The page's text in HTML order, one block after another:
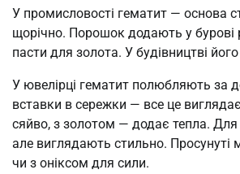
У промисловості гематит — основа
щорічно. Порошок додають у бурові
пасти для золота. У будівництві
У ювелірці гематит полюбляють за
вставки в сережки — все це
сяйво, з золотом — додає тепла. Для
але виглядають стильно.
чи з оніксом для сили.